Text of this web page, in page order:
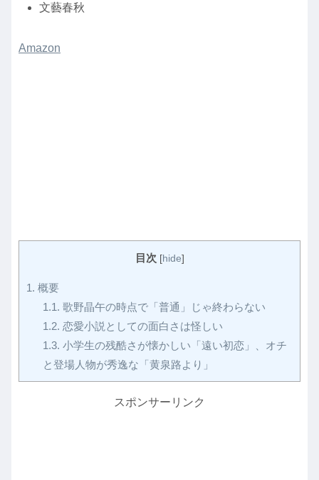
文藝春秋
Amazon
目次 [hide]
1. 概要
1.1. 歌野晶午の時点で「普通」じゃ終わらない
1.2. 恋愛小説としての面白さは怪しい
1.3. 小学生の残酷さが懐かしい「遠い初恋」、オチ
と登場人物が秀逸な「黄泉路より」
スポンサーリンク